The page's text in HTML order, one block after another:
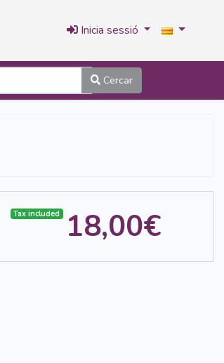
Inicia sessió
Cercar
Tax included 18,00€